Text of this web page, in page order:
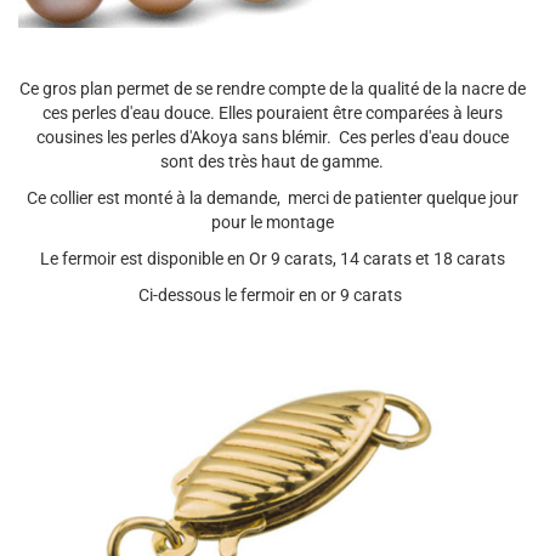
Ce gros plan permet de se rendre compte de la qualité de la nacre de
ces perles d'eau douce. Elles pouraient être comparées à leurs
cousines les perles d'Akoya sans blémir. Ces perles d'eau douce
sont des très haut de gamme.
Ce collier est monté à la demande, merci de patienter quelque jour
pour le montage
Le fermoir est disponible en Or 9 carats, 14 carats et 18 carats
Ci-dessous le fermoir en or 9 carats